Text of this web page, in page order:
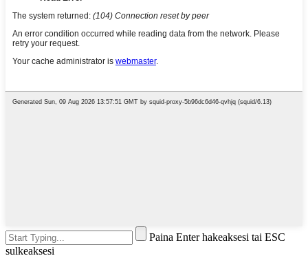
Paina Enter hakeaksesi tai ESC
sulkeaksesi